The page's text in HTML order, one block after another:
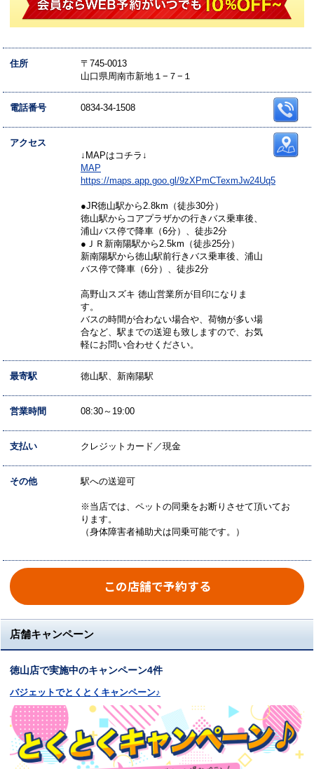
住所
〒745-0013
山口県周南市新地１−７−１
電話番号 0834-34-1508
アクセス
↓MAPはコチラ↓
MAP
https://maps.app.goo.gl/9zXPmCTexmJw24Uq5
●JR徳山駅から2.8km（徒歩30分）
徳山駅からコアプラザかの行きバス乗車後、
浦山バス停で降車（6分）、徒歩2分
●ＪＲ新南陽駅から2.5km（徒歩25分）
新南陽駅から徳山駅前行きバス乗車後、浦山
バス停で降車（6分）、徒歩2分
高野山スズキ 徳山営業所が目印になりま
す。
バスの時間が合わない場合や、荷物が多い場
合など、駅までの送迎も致しますので、お気
軽にお問い合わせください。
最寄駅 徳山駅、新南陽駅
営業時間 08:30～19:00
支払い クレジットカード／現金
その他 駅への送迎可
※当店では、ペットの同乗をお断りさせて頂いてお
ります。
（身体障害者補助犬は同乗可能です。）
この店舗で予約する
店舗キャンペーン
徳山店で実施中のキャンペーン4件
バジェットでとくとくキャンペーン♪